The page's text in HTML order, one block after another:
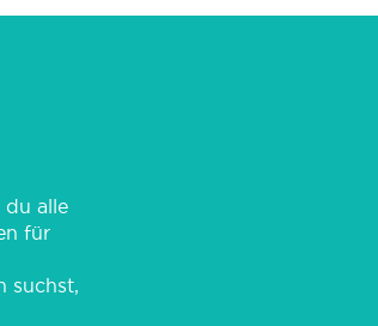
du alle
für
suchst,